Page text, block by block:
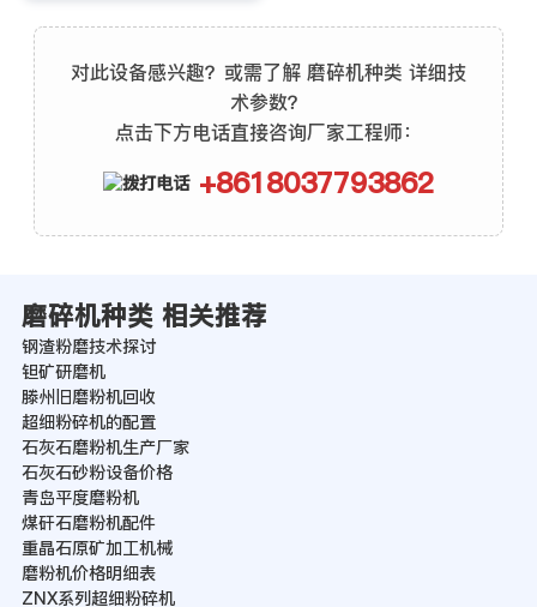
对此设备感兴趣？或需了解 磨碎机种类 详细技
术参数？
点击下方电话直接咨询厂家工程师：
+8618037793862
磨碎机种类 相关推荐
钢渣粉磨技术探讨
钽矿研磨机
滕州旧磨粉机回收
超细粉碎机的配置
石灰石磨粉机生产厂家
石灰石砂粉设备价格
青岛平度磨粉机
煤矸石磨粉机配件
重晶石原矿加工机械
磨粉机价格明细表
ZNX系列超细粉碎机